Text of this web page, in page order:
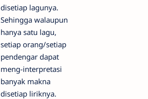
disetiap lagunya.
Sehingga walaupun
hanya satu lagu,
setiap orang/setiap
pendengar dapat
meng-interpretasi
banyak makna
disetiap liriknya.